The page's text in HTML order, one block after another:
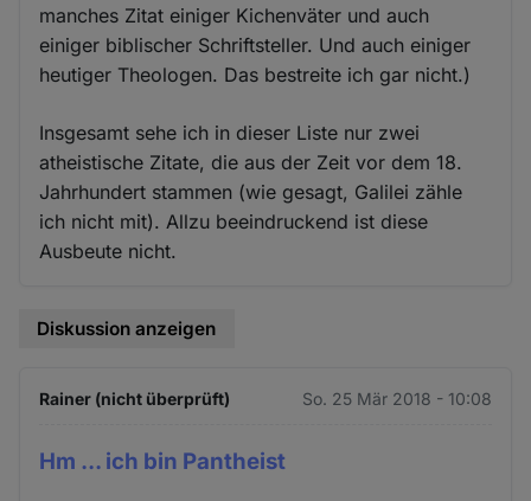
manches Zitat einiger Kichenväter und auch
einiger biblischer Schriftsteller. Und auch einiger
heutiger Theologen. Das bestreite ich gar nicht.)
Insgesamt sehe ich in dieser Liste nur zwei
atheistische Zitate, die aus der Zeit vor dem 18.
Jahrhundert stammen (wie gesagt, Galilei zähle
ich nicht mit). Allzu beeindruckend ist diese
Ausbeute nicht.
Diskussion anzeigen
Rainer (nicht überprüft) So. 25 Mär 2018 - 10:08
Hm ... ich bin Pantheist